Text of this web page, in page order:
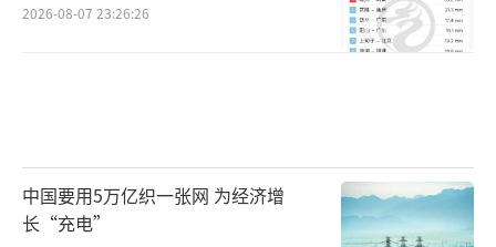
2026-08-07 23:26:26
中国要用5万亿织一张网 为经济增
长“充电”